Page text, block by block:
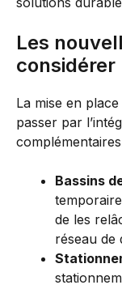
Les
considérer
La mise en
passer par
Bassins
de les
réseau de